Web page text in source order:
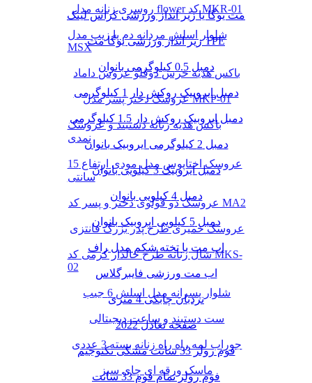
روسری زنانه مدل flower کد MKR-01
شلوار اسلش مردانه دم پا زیپ مدل
MSX
باکس هدیه خرس دوقلو عروس داماد
عروسک دختر پسر مدل MKP-01
باکس هدیه زنانه دستبند و عروسک
نمدی
عروسک اختاپوس مدل مودی ارتفاع 15
سانتی
عروسک دو قولوی دختر و پسر کد MA2
عروسک خمیری طرح پدر بزرگ فانتزی
شال زنانه طرح خالدار کرمی کد MKS-
02
شلوار پسرانه مدل اسلش 6 جیب
ست دستبند و ساعت دیجیتالی
جوراب لمه راه راه زنانه بسته 3 عددی
ماسک ورقه ای چای سبز
مت یوگا یا زیر انداز ورزشی کراس لینک
زیر انداز ورزشی یوگا مت TPE
دمبل 0.5 کیلوگرمی بانوان
دمبل ایروبیک روکش‌ دار 1 کیلوگرمی
دمبل ایروبیک روکش‌ دار 1.5 کیلوگرمی
دمبل 2 کیلوگرمی ایروبیک بانوان
دمبل ایروبیک 3 کیلویی بانوان
دمبل 4 کیلویی بانوان
دمبل 5 کیلویی ایروبیک بانوان
اب مت یا تخته شکم مدل راف
اب مت ورزشی فایبرگلاس
نردبان چابکی 4 متری
صفحه تعادل 2022
فوم رولر 33 سانت مشکی تکنوجیم
فوم رولر تمام فوم 33 سانت